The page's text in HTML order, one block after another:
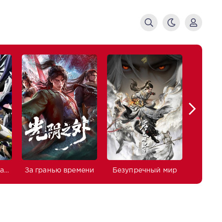
Изгнанный реинкарнированный тяжёлый рыцарь не имеет себе равных в знаниях игры За гранью времени Безупречный мир